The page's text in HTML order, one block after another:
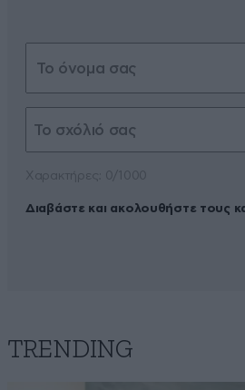
Διαβάστε και ακολουθήστε τους
TRENDING